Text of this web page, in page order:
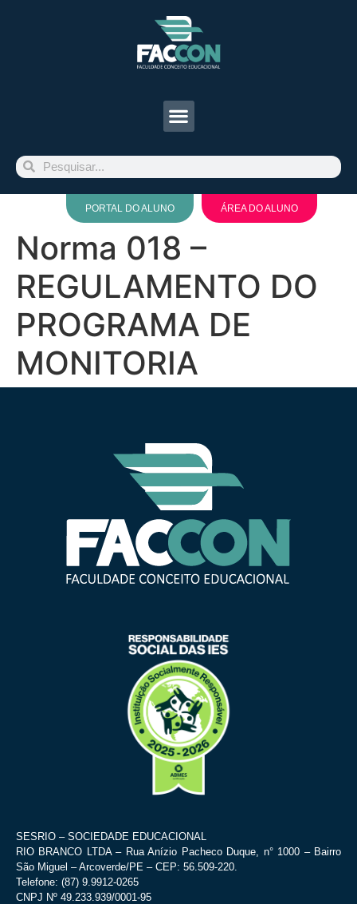
PORTAL DO ALUNO ÁREA DO ALUNO
Norma 018 –
REGULAMENTO DO
PROGRAMA DE
MONITORIA
SESRIO – SOCIEDADE EDUCACIONAL
RIO BRANCO LTDA – Rua Anízio Pacheco Duque, n° 1000 – Bairro
São Miguel – Arcoverde/PE – CEP: 56.509-220.
Telefone: (87) 9.9912-0265
CNPJ Nº 49.233.939/0001-95